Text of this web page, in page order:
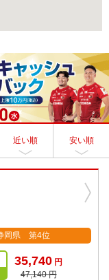
近い順 安い順
岡県 第4位
35,740 円
47,140 円